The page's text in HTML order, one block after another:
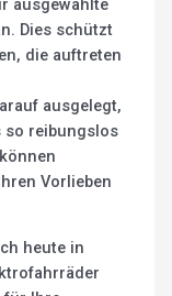
ausgewählte
Dies schützt
die auftreten
ausgelegt,
so reibungslos
Vorlieben
heute in